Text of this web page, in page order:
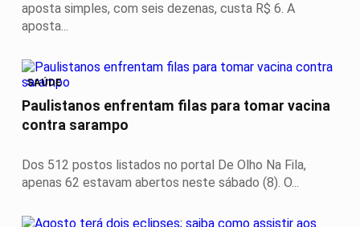
aposta simples, com seis dezenas, custa R$ 6. A
aposta...
SAÚDE
Paulistanos enfrentam filas para tomar vacina
contra sarampo
Dos 512 postos listados no portal De Olho Na Fila,
apenas 62 estavam abertos neste sábado (8). O...